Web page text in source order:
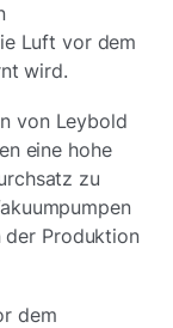
Luft vor dem
wird.
von Leybold
eine hohe
zu
der Produktion
dem